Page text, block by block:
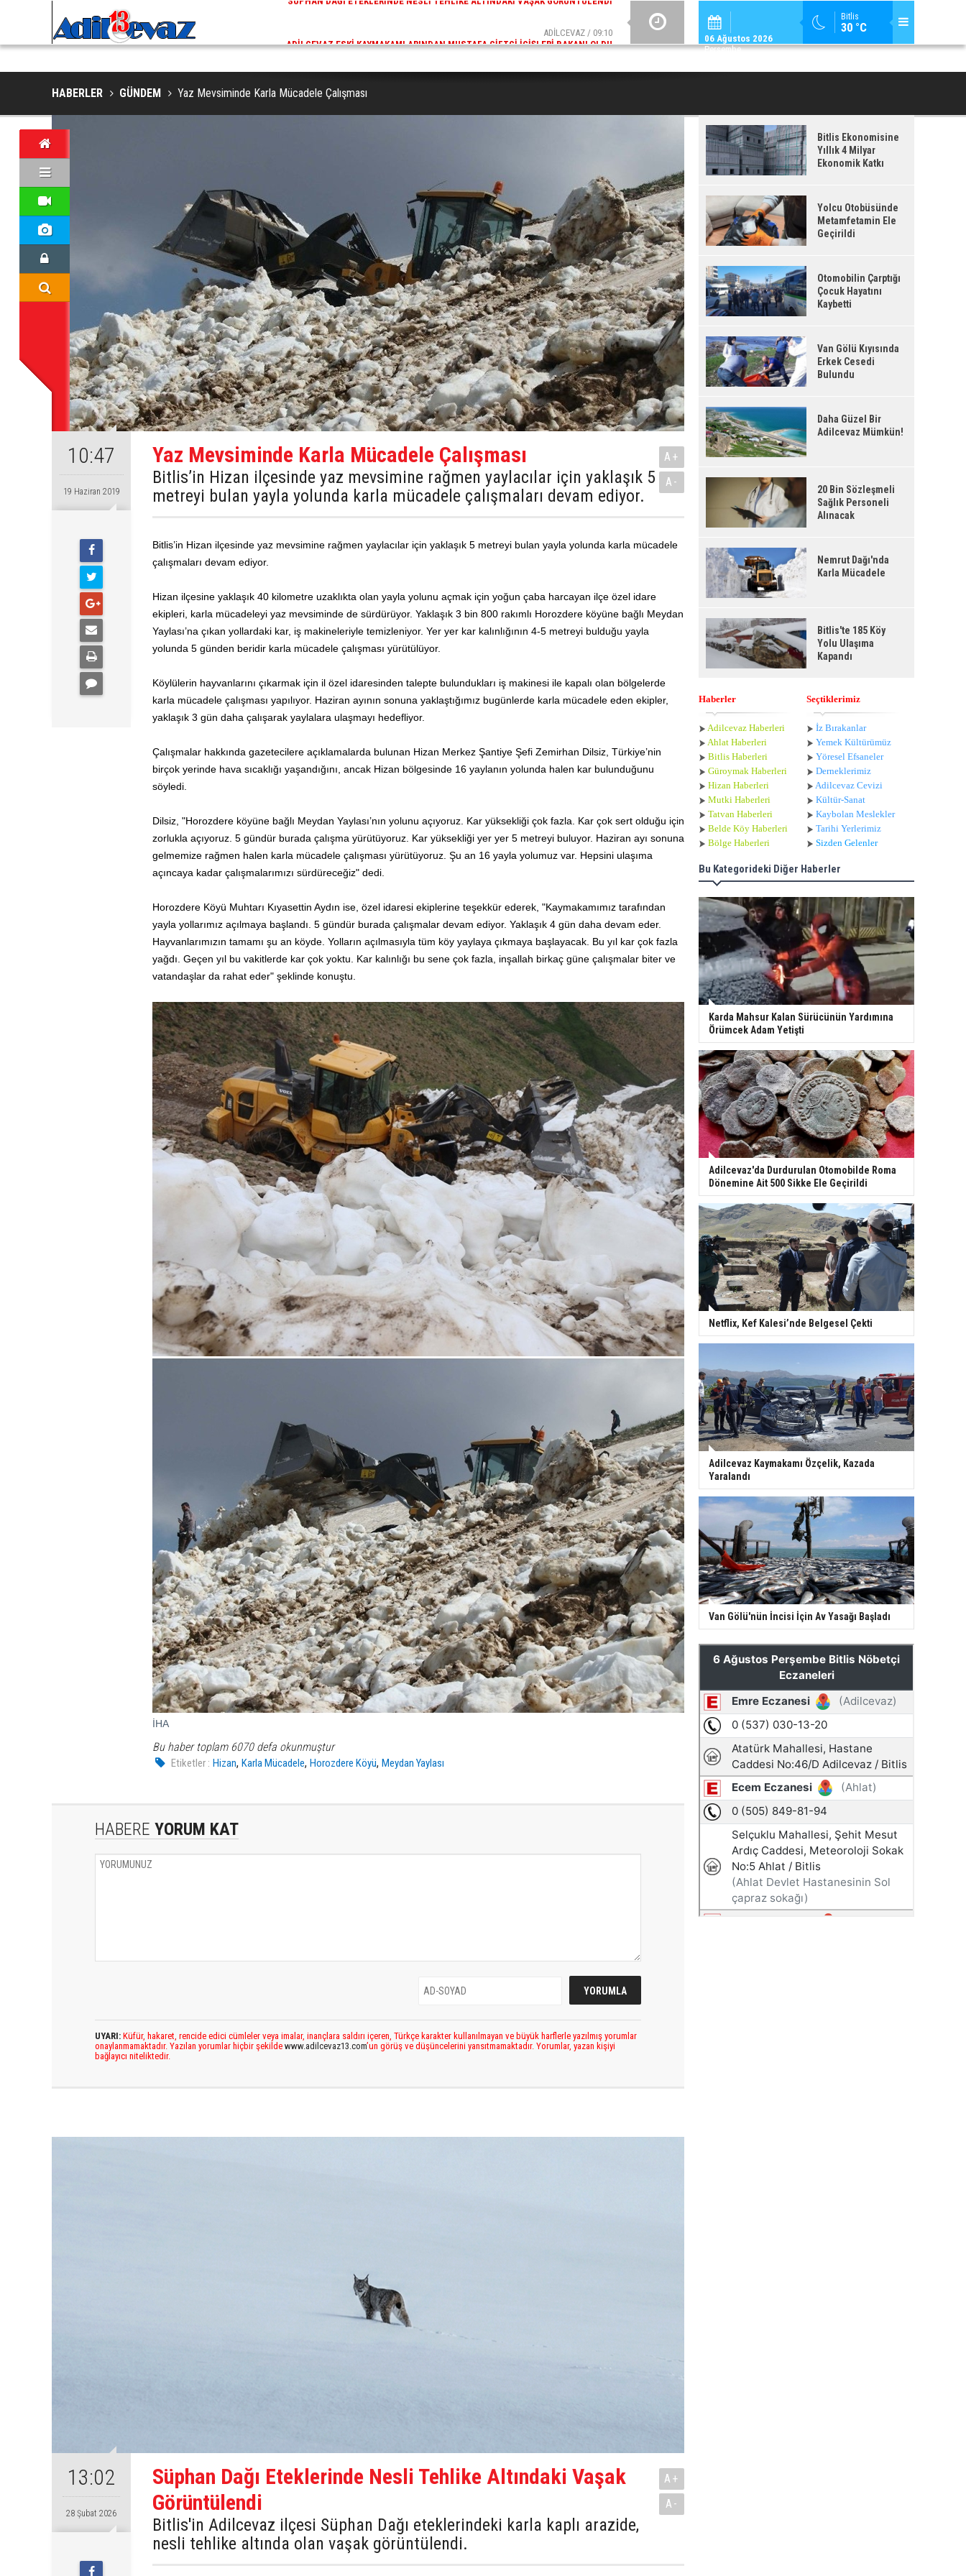
Bitlis
30 °C
06 Ağustos 2026
Perşembe
NESLI TEHLIKE ALTINDAKI VAŞAK GÖRÜNTÜLENDI
ADILCEVAZ ESKI KAYMAKAMLARINDAN MUSTAFA ÇIFTÇI İÇIŞLERI BAKANI OLDU
ADİLCEVAZ /
ADILCEVAZ'DA KUDUZ VAKASI TESPIT EDILEN KÖY, KARANTINAYA
HABERLER GÜNDEM Yaz Mevsiminde Karla Mücadele Çalışması
10:47
19 Haziran 2019
Yaz Mevsiminde Karla Mücadele Çalışması
Bitlis’in Hizan ilçesinde yaz mevsimine rağmen yaylacılar için yaklaşık 5
metreyi bulan yayla yolunda karla mücadele çalışmaları devam ediyor.
A+
A-
Bitlis’in Hizan ilçesinde yaz mevsimine rağmen yaylacılar için yaklaşık 5 metreyi bulan yayla yolunda karla mücadele
çalışmaları devam ediyor.
Hizan ilçesine yaklaşık 40 kilometre uzaklıkta olan yayla yolunu açmak için yoğun çaba harcayan ilçe özel idare
ekipleri, karla mücadeleyi yaz mevsiminde de sürdürüyor. Yaklaşık 3 bin 800 rakımlı Horozdere köyüne bağlı Meydan
Yaylası’na çıkan yollardaki kar, iş makineleriyle temizleniyor. Yer yer kar kalınlığının 4-5 metreyi bulduğu yayla
yolunda 5 günden beridir karla mücadele çalışması yürütülüyor.
Köylülerin hayvanlarını çıkarmak için il özel idaresinden talepte bulundukları iş makinesi ile kapalı olan bölgelerde
karla mücadele çalışması yapılıyor. Haziran ayının sonuna yaklaştığımız bugünlerde karla mücadele eden ekipler,
yaklaşık 3 gün daha çalışarak yaylalara ulaşmayı hedefliyor.
Çalışmalar hakkında gazetecilere açıklamalarda bulunan Hizan Merkez Şantiye Şefi Zemirhan Dilsiz, Türkiye’nin
birçok yerinde hava sıcaklığı yaşandığını, ancak Hizan bölgesinde 16 yaylanın yolunda halen kar bulunduğunu
söyledi.
Dilsiz, "Horozdere köyüne bağlı Meydan Yaylası’nın yolunu açıyoruz. Kar yüksekliği çok fazla. Kar çok sert olduğu için
zorlukla açıyoruz. 5 gündür burada çalışma yürütüyoruz. Kar yüksekliği yer yer 5 metreyi buluyor. Haziran ayı sonuna
gelmemize rağmen halen karla mücadele çalışması yürütüyoruz. Şu an 16 yayla yolumuz var. Hepsini ulaşıma
açıncaya kadar çalışmalarımızı sürdüreceğiz" dedi.
Horozdere Köyü Muhtarı Kıyasettin Aydın ise, özel idaresi ekiplerine teşekkür ederek, "Kaymakamımız tarafından
yayla yollarımız açılmaya başlandı. 5 gündür burada çalışmalar devam ediyor. Yaklaşık 4 gün daha devam eder.
Hayvanlarımızın tamamı şu an köyde. Yolların açılmasıyla tüm köy yaylaya çıkmaya başlayacak. Bu yıl kar çok fazla
yağdı. Geçen yıl bu vakitlerde kar çok yoktu. Kar kalınlığı bu sene çok fazla, inşallah birkaç güne çalışmalar biter ve
vatandaşlar da rahat eder" şeklinde konuştu.
İHA
Bu haber toplam 6070 defa okunmuştur
Etiketler : Hizan,Karla Mücadele,Horozdere Köyü,Meydan Yaylası
HABERE YORUM KAT
UYARI: Küfür, hakaret, rencide edici cümleler veya imalar, inançlara saldırı içeren, Türkçe karakter kullanılmayan ve büyük harflerle yazılmış yorumlar
onaylanmamaktadır. Yazılan yorumlar hiçbir şekilde www.adilcevaz13.com’un görüş ve düşüncelerini yansıtmamaktadır. Yorumlar, yazan kişiyi
bağlayıcı niteliktedir.
13:02
28 Şubat 2026
Süphan Dağı Eteklerinde Nesli Tehlike Altındaki Vaşak
Görüntülendi
Bitlis'in Adilcevaz ilçesi Süphan Dağı eteklerindeki karla kaplı arazide,
nesli tehlike altında olan vaşak görüntülendi.
A+
A-
Bitlis Ekonomisine
Yıllık 4 Milyar
Ekonomik Katkı
Yolcu Otobüsünde
Metamfetamin Ele
Geçirildi
Otomobilin Çarptığı
Çocuk Hayatını
Kaybetti
Van Gölü Kıyısında
Erkek Cesedi
Bulundu
Daha Güzel Bir
Adilcevaz Mümkün!
20 Bin Sözleşmeli
Sağlık Personeli
Alınacak
Nemrut Dağı'nda
Karla Mücadele
Bitlis'te 185 Köy
Yolu Ulaşıma
Kapandı
Haberler
Adilcevaz Haberleri
Ahlat Haberleri
Bitlis Haberleri
Güroymak Haberleri
Hizan Haberleri
Mutki Haberleri
Tatvan Haberleri
Belde Köy Haberleri
Bölge Haberleri
Seçtiklerimiz
İz Bırakanlar
Yemek Kültürümüz
Yöresel Efsaneler
Derneklerimiz
Adilcevaz Cevizi
Kültür-Sanat
Kaybolan Meslekler
Tarihi Yerlerimiz
Sizden Gelenler
Bu Kategorideki Diğer Haberler
Karda Mahsur Kalan Sürücünün Yardımına
Örümcek Adam Yetişti
Adilcevaz'da Durdurulan Otomobilde Roma
Dönemine Ait 500 Sikke Ele Geçirildi
Netflix, Kef Kalesi’nde Belgesel Çekti
Adilcevaz Kaymakamı Özçelik, Kazada
Yaralandı
Van Gölü'nün İncisi İçin Av Yasağı Başladı